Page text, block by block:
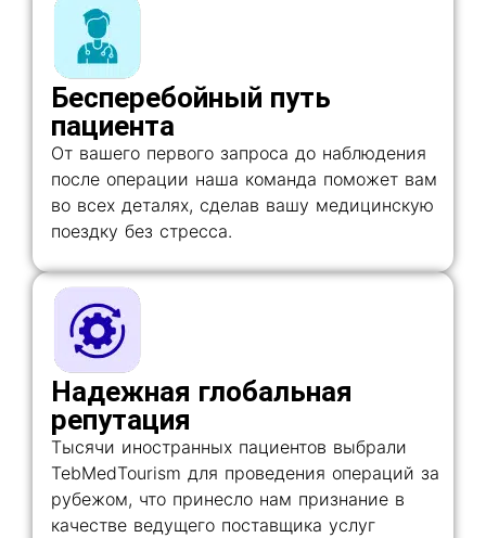
Бесперебойный путь
пациента
От вашего первого запроса до наблюдения
после операции наша команда поможет вам
во всех деталях, сделав вашу медицинскую
поездку без стресса.
Надежная глобальная
репутация
Тысячи иностранных пациентов выбрали
TebMedTourism для проведения операций за
рубежом, что принесло нам признание в
качестве ведущего поставщика услуг